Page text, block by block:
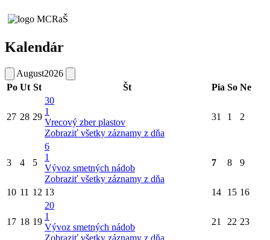
Kalendár
August2026
Po Ut St Št Pia So Ne
27 28 29
30
1
Vrecový zber plastov
Zobraziť všetky záznamy z dňa
31 1 2
3 4 5
6
1
Vývoz smetných nádob
Zobraziť všetky záznamy z dňa
7 8 9
10 11 12 13 14 15 16
17 18 19
20
1
Vývoz smetných nádob
21 22 23